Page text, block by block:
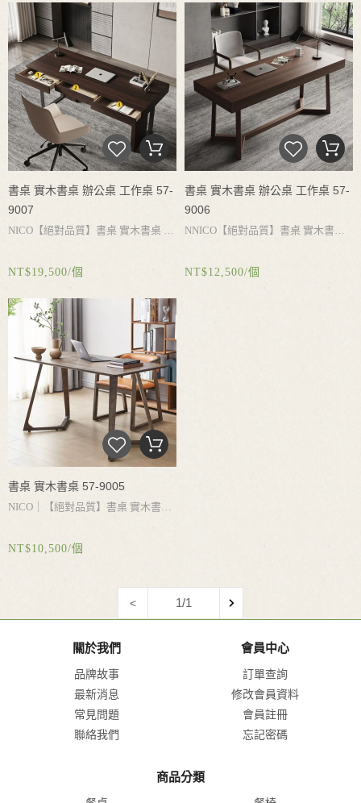
書桌 實木書桌 辦公桌 工作桌 57-
9007
NICO 【絕對品質】書桌 實木書桌
抽屜 實木桌腳承重力強
約設計 搭配不同風格
NT$19,500/個
書桌 實木書桌 辦公桌 工作桌 57-
9006
NNICO 【絕對品質】書桌 實木書
納 大容量抽屜 實木桌腳承重力強
NT$12,500/個
書桌 實木書桌 57-9005
NICO｜ 【絕對品質】書桌 實木書
重力強 結實耐用
NT$10,500/個
< 1/1
關於我們
品牌故事
最新消息
常見問題
聯絡我們
會員中心
訂單查詢
修改會員資料
會員註冊
忘記密碼
商品分類